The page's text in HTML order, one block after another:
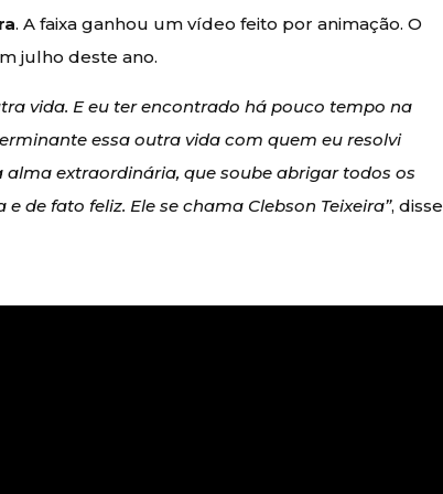
. A faixa ganhou um vídeo feito por animação. O
julho deste ano.
vida. E eu ter encontrado há pouco tempo na
essa outra vida com quem eu resolvi
extraordinária, que soube abrigar todos os
de fato feliz. Ele se chama Clebson Teixeira”, disse